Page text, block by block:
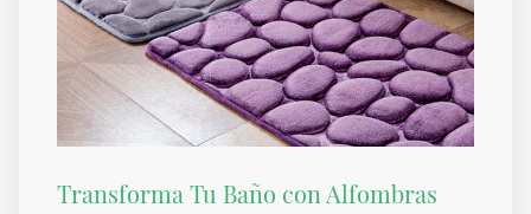
Transforma Tu Baño con Alfombras